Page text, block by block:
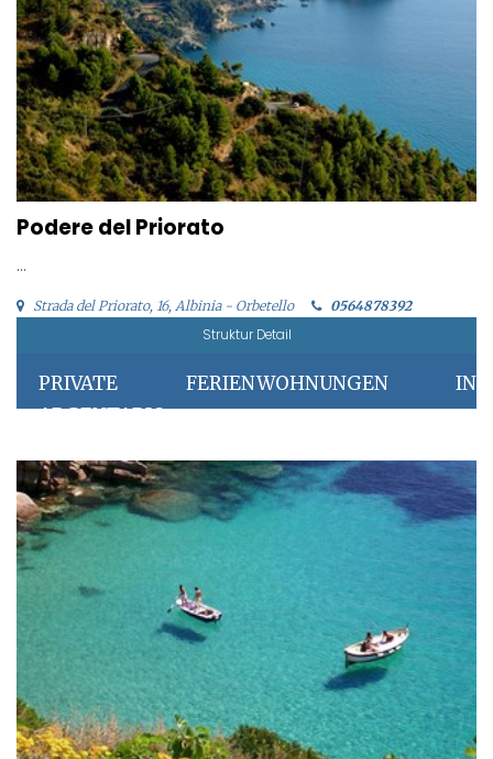
Podere del Priorato
...
Strada del Priorato, 16, Albinia - Orbetello 0564878392
Struktur Detail
PRIVATE FERIENWOHNUNGEN IN
ARGENTARIO